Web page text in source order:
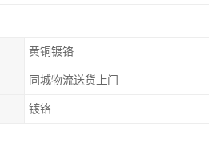
黄铜镀铬
同城物流送货上门
镀铬